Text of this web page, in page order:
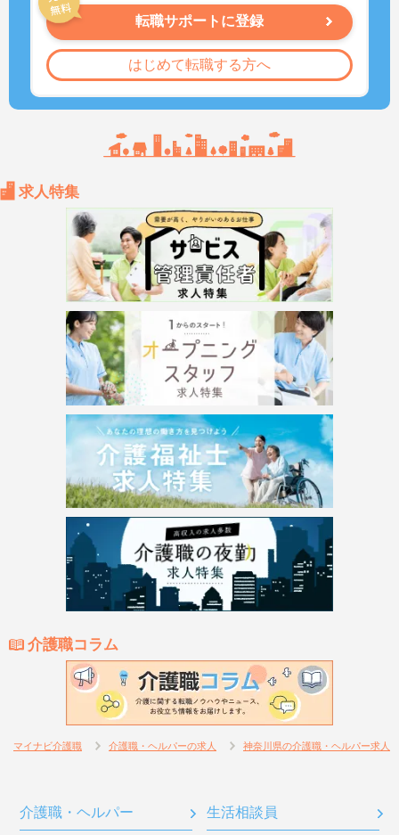
転職サポートに登録
はじめて転職する方へ
求人特集
介護職コラム
マイナビ介護職 介護職・ヘルパーの求人 神奈川県の介護職・ヘルパー求人
介護職・ヘルパー 生活相談員